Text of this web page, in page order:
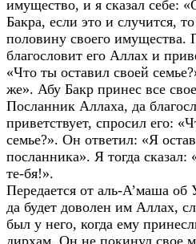
имущество, и я сказал себе:
Бакра, если это и случится,
половину своего имущества.
благословит его Аллах и
«Что ты оставил своей
же». Абу Бакр принес все
Посланник Аллаха, да
приветствует, спросил его:
семье?». Он ответил: «Я
посланника». Я тогда
те-бя!».
Передается от аль-А’маша об
да будет доволен им Аллах,
был у него, когда ему
дирхам. Он не покинул свое